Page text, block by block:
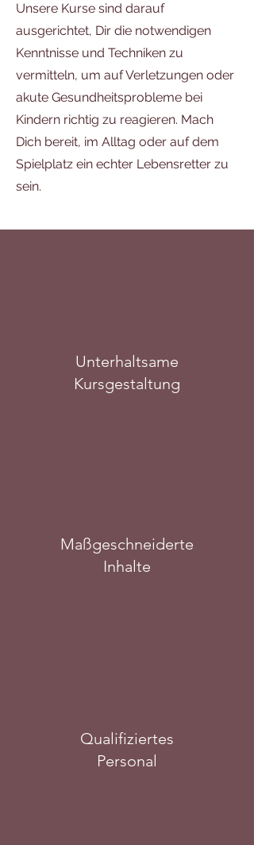
Unsere Kurse sind darauf
ausgerichtet, Dir die notwendigen
Kenntnisse und Techniken zu
vermitteln, um auf Verletzungen oder
akute Gesundheitsprobleme bei
Kindern richtig zu reagieren. Mach
Dich bereit, im Alltag oder auf dem
Spielplatz ein echter Lebensretter zu
sein.
Unterhaltsame
Kursgestaltung
Maßgeschneiderte
Inhalte
Qualifiziertes
Personal